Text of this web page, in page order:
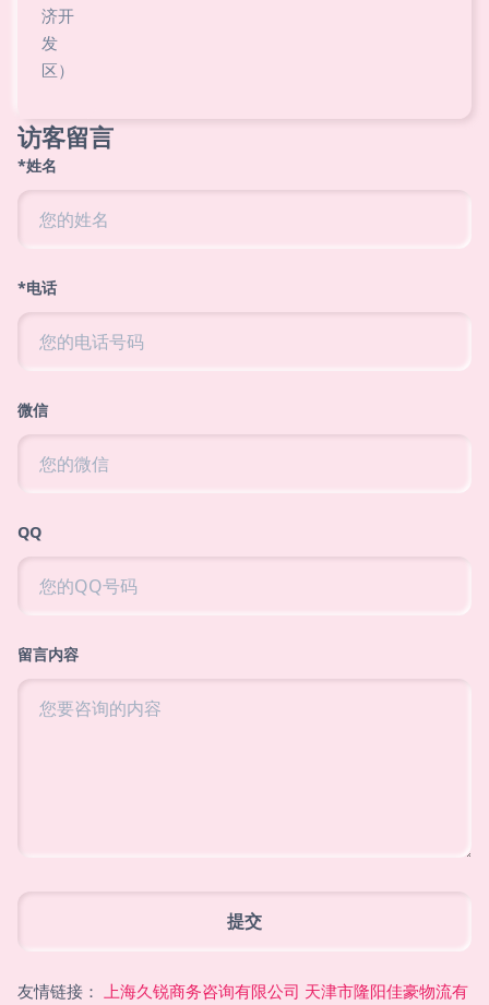
济开
发
区）
访客留言
*姓名
*电话
微信
QQ
留言内容
友情链接： 上海久锐商务咨询有限公司 天津市隆阳佳豪物流有